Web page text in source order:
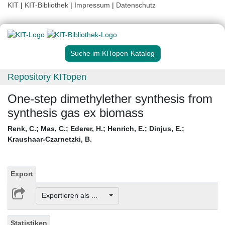
KIT | KIT-Bibliothek | Impressum | Datenschutz
Suche im KITopen-Katalog
Repository KITopen
One-step dimethylether synthesis from
synthesis gas ex biomass
Renk, C.; Mas, C.; Ederer, H.; Henrich, E.; Dinjus, E.;
Kraushaar-Czarnetzki, B.
Export
Exportieren als ...
Statistiken